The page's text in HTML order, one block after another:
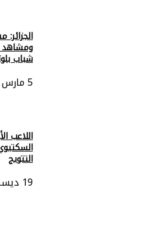
المنتخب يسير بخطى ثابتة نحوومشاهد
شباب
5 مارس 2026
اللاعب
التتويج
19 ديسمبر 2025